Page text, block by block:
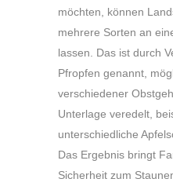
möchten, können
mehrere Sorten an
lassen. Das ist durch
Pfropfen genannt,
verschiedener
Unterlage veredelt,
unterschiedliche
Das Ergebnis bringt
Sicherheit zum